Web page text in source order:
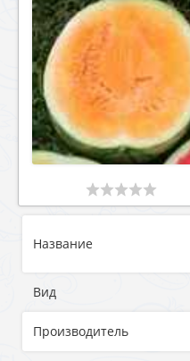
Название
Вид
Производитель